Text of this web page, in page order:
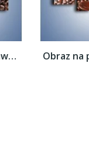
Obraz na płótnie – Kawa w ciemnej...